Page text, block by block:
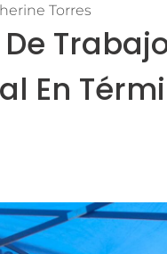
Torres
En